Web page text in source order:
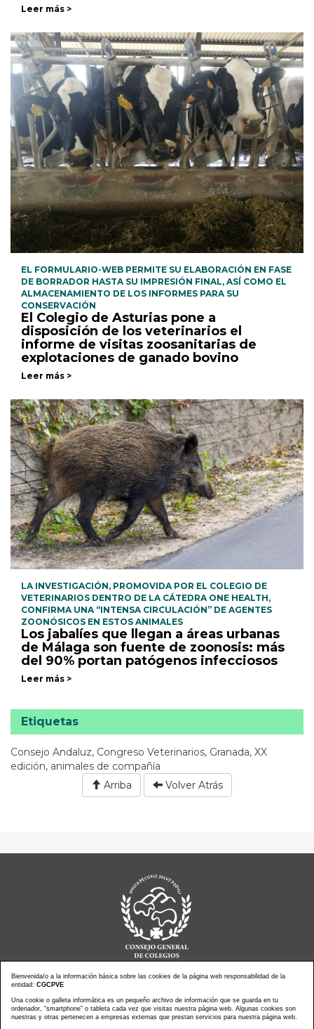
Leer más >
EL FORMULARIO-WEB PERMITE SU ELABORACIÓN EN FASE
DE BORRADOR HASTA SU IMPRESIÓN FINAL, ASÍ COMO EL
ALMACENAMIENTO DE LOS INFORMES PARA SU
CONSERVACIÓN
El Colegio de Asturias pone a
disposición de los veterinarios el
informe de visitas zoosanitarias de
explotaciones de ganado bovino
Leer más >
LA INVESTIGACIÓN, PROMOVIDA POR EL COLEGIO DE
VETERINARIOS DENTRO DE LA CÁTEDRA ONE HEALTH,
CONFIRMA UNA “INTENSA CIRCULACIÓN” DE AGENTES
ZOONÓSICOS EN ESTOS ANIMALES
Los jabalíes que llegan a áreas urbanas
de Málaga son fuente de zoonosis: más
del 90% portan patógenos infecciosos
Leer más >
Etiquetas
Consejo Andaluz, Congreso Veterinarios, Granada, XX
edición, animales de compañía
Arriba
Volver Atrás
Noticias actualidad
Agenda de Actos
Revistas
PressClip
Bienvenida/o a la información básica sobre las cookies de la página web responsabilidad de la
entidad: CGCPVE
Una cookie o galleta informática es un pequeño archivo de información que se guarda en tu
ordenador, “smartphone” o tableta cada vez que visitas nuestra página web. Algunas cookies son
nuestras y otras pertenecen a empresas externas que prestan servicios para nuestra página web.